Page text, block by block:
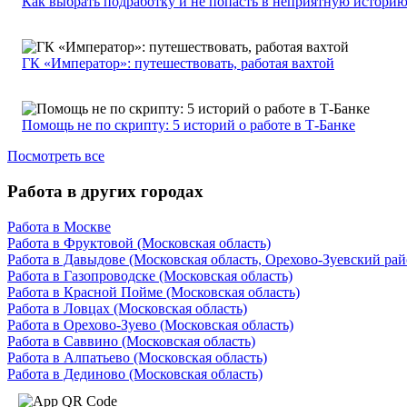
ГК «Император»: путешествовать, работая вахтой
Помощь не по скрипту: 5 историй о работе в Т-Банке
Посмотреть все
Работа в других городах
Работа в Москве
Работа в Фруктовой (Московская область)
Работа в Давыдове (Московская область, Орехово-Зуевский
Работа в Газопроводске (Московская область)
Работа в Красной Пойме (Московская область)
Работа в Ловцах (Московская область)
Работа в Орехово-Зуево (Московская область)
Работа в Саввино (Московская область)
Работа в Алпатьево (Московская область)
Работа в Дединово (Московская область)